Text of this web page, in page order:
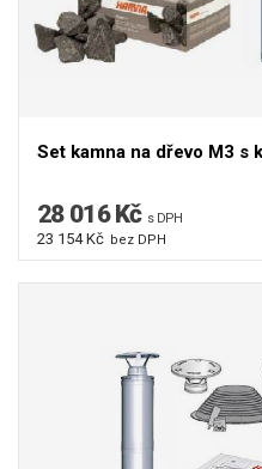
Set kamna na dřevo M3 s
28 016 Kč s DPH
23 154 Kč bez DPH